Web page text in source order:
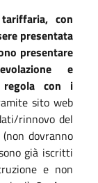
con
presentata
presentare
e
con i
sito web
rinnovo del
(non dovranno
già iscritti
e non